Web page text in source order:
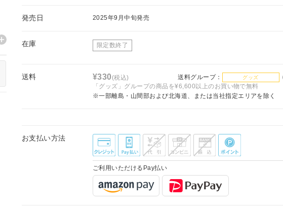
発売日 2025年9月中旬発売
在庫 限定数終了
送料 ¥330(税込) 送料グループ： グッズ
「グッズ」グループの商品を¥6,600以上のお買い物で無料
※一部離島・山間部および北海道、または当社指定エリアを除く
お支払い方法
ご利用いただけるPay払い